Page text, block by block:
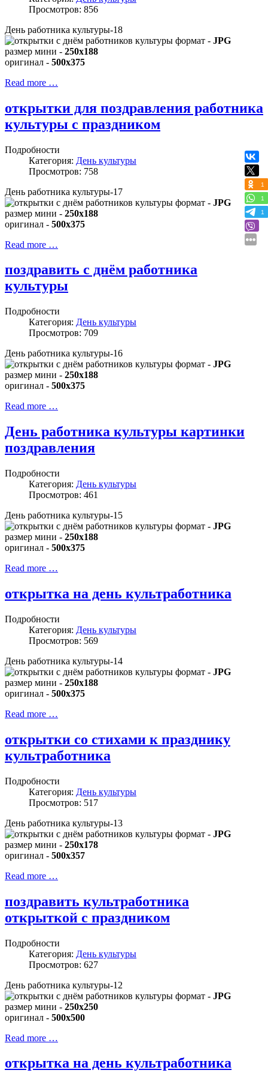
Просмотров: 856
День работника культуры-18
формат - JPG
размер мини - 250x188
оригинал - 500x375
Read more …
открытки для поздравления работника
культуры с праздником
Подробности
Категория: День культуры
Просмотров: 758
День работника культуры-17
формат - JPG
размер мини - 250x188
оригинал - 500x375
Read more …
поздравить с днём работника
культуры
Подробности
Категория: День культуры
Просмотров: 709
День работника культуры-16
формат - JPG
размер мини - 250x188
оригинал - 500x375
Read more …
День работника культуры картинки
поздравления
Подробности
Категория: День культуры
Просмотров: 461
День работника культуры-15
формат - JPG
размер мини - 250x188
оригинал - 500x375
Read more …
открытка на день культработника
Подробности
Категория: День культуры
Просмотров: 569
День работника культуры-14
формат - JPG
размер мини - 250x188
оригинал - 500x375
Read more …
открытки со стихами к празднику
культработника
Подробности
Категория: День культуры
Просмотров: 517
День работника культуры-13
формат - JPG
размер мини - 250x178
оригинал - 500x357
Read more …
поздравить культработника
открыткой с праздником
Подробности
Категория: День культуры
Просмотров: 627
День работника культуры-12
формат - JPG
размер мини - 250x250
оригинал - 500x500
Read more …
открытка на день культработника
1
1
1